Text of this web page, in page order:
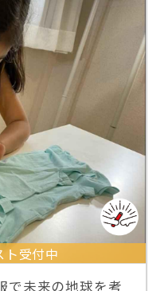
ト受付中
で未来の地球を考